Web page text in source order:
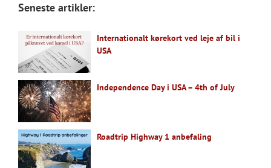
Seneste artikler:
Internationalt kørekort ved leje af bil i
USA
Independence Day i USA – 4th of July
Roadtrip Highway 1 anbefaling